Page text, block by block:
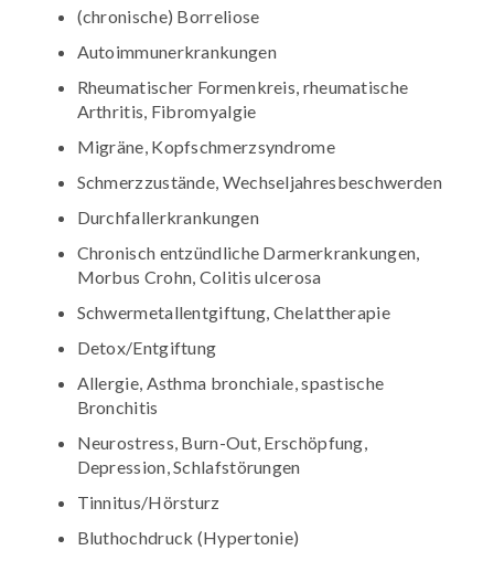
(chronische) Borreliose
Autoimmunerkrankungen
Rheumatischer Formenkreis, rheumatische
Arthritis, Fibromyalgie
Migräne, Kopfschmerzsyndrome
Schmerzzustände, Wechseljahresbeschwerden
Durchfallerkrankungen
Chronisch entzündliche Darmerkrankungen,
Morbus Crohn, Colitis ulcerosa
Schwermetallentgiftung, Chelattherapie
Detox/Entgiftung
Allergie, Asthma bronchiale, spastische
Bronchitis
Neurostress, Burn-Out, Erschöpfung,
Depression, Schlafstörungen
Tinnitus/Hörsturz
Bluthochdruck (Hypertonie)